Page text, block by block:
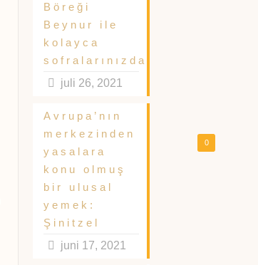
Böreği
Beynur ile
kolayca
sofralarınızda
juli 26, 2021
0
Avrupa’nın
merkezinden
yasalara
konu olmuş
bir ulusal
yemek:
Şinitzel
juni 17, 2021